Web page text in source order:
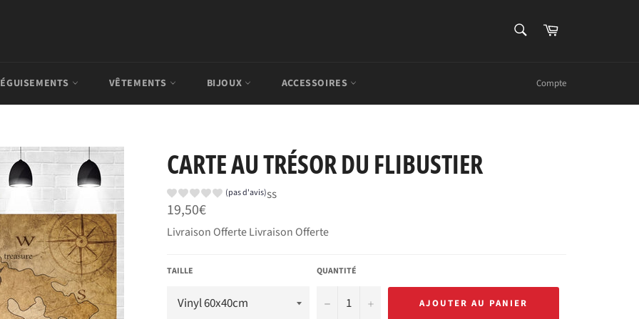
Panier
VÊTEMENTS BIJOUX ACCESSOIRES Compte
CARTE AU TRÉSOR DU FLIBUSTIER
(pas d'avis)ss
Prix
régulier
19,50€
Livraison Offerte Livraison Offerte
TAILLE QUANTITÉ
− + AJOUTER AU PANIER